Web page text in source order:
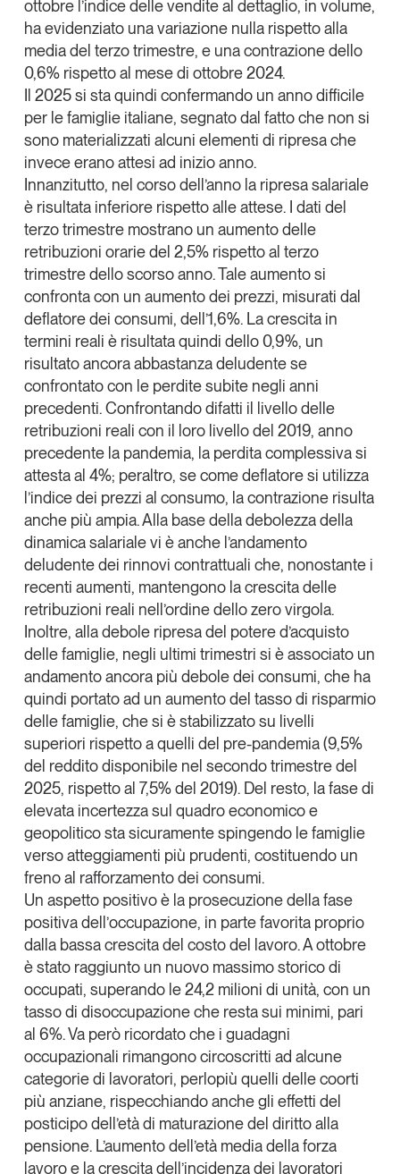
Tendenze è il magazine di GS1 Italy che racconta in
modo indipendente il cambiamento e le sfide del largo
consumo e dell’economia a professionisti e
consumatori
GS1 Italy GS1 Italy GS1 Italy
Tendenze
GS1 Italy
ottobre l’indice delle vendite al dettaglio, in volume,
ha evidenziato una variazione nulla rispetto alla
media del terzo trimestre, e una contrazione dello
0,6% rispetto al mese di ottobre 2024.
Il 2025 si sta quindi confermando un anno difficile
per le famiglie italiane, segnato dal fatto che non si
sono materializzati alcuni elementi di ripresa che
invece erano attesi ad inizio anno.
Innanzitutto, nel corso dell’anno la ripresa salariale
è risultata inferiore rispetto alle attese. I dati del
terzo trimestre mostrano un aumento delle
retribuzioni orarie del 2,5% rispetto al terzo
trimestre dello scorso anno. Tale aumento si
confronta con un aumento dei prezzi, misurati dal
deflatore dei consumi, dell’1,6%. La crescita in
termini reali è risultata quindi dello 0,9%, un
risultato ancora abbastanza deludente se
confrontato con le perdite subite negli anni
precedenti. Confrontando difatti il livello delle
retribuzioni reali con il loro livello del 2019, anno
precedente la pandemia, la perdita complessiva si
attesta al 4%; peraltro, se come deflatore si utilizza
l’indice dei prezzi al consumo, la contrazione risulta
anche più ampia. Alla base della debolezza della
dinamica salariale vi è anche l’andamento
deludente dei rinnovi contrattuali che, nonostante i
recenti aumenti, mantengono la crescita delle
retribuzioni reali nell’ordine dello zero virgola.
Inoltre, alla debole ripresa del potere d’acquisto
delle famiglie, negli ultimi trimestri si è associato un
andamento ancora più debole dei consumi, che ha
quindi portato ad un aumento del tasso di risparmio
delle famiglie, che si è stabilizzato su livelli
superiori rispetto a quelli del pre-pandemia (9,5%
del reddito disponibile nel secondo trimestre del
2025, rispetto al 7,5% del 2019). Del resto, la fase di
elevata incertezza sul quadro economico e
geopolitico sta sicuramente spingendo le famiglie
verso atteggiamenti più prudenti, costituendo un
freno al rafforzamento dei consumi.
Un aspetto positivo è la prosecuzione della fase
positiva dell’occupazione, in parte favorita proprio
dalla bassa crescita del costo del lavoro. A ottobre
è stato raggiunto un nuovo massimo storico di
occupati, superando le 24,2 milioni di unità, con un
tasso di disoccupazione che resta sui minimi, pari
al 6%. Va però ricordato che i guadagni
occupazionali rimangono circoscritti ad alcune
categorie di lavoratori, perlopiù quelli delle coorti
più anziane, rispecchiando anche gli effetti del
posticipo dell’età di maturazione del diritto alla
pensione. L’aumento dell’età media della forza
lavoro e la crescita dell’incidenza dei lavoratori